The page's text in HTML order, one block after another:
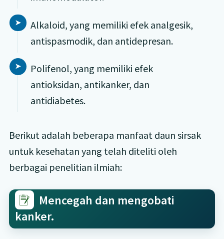
Alkaloid, yang memiliki efek analgesik,
antispasmodik, dan antidepresan.
Polifenol, yang memiliki efek
antioksidan, antikanker, dan
antidiabetes.
Berikut adalah beberapa manfaat daun sirsak
untuk kesehatan yang telah diteliti oleh
berbagai penelitian ilmiah:
Mencegah dan mengobati
kanker.